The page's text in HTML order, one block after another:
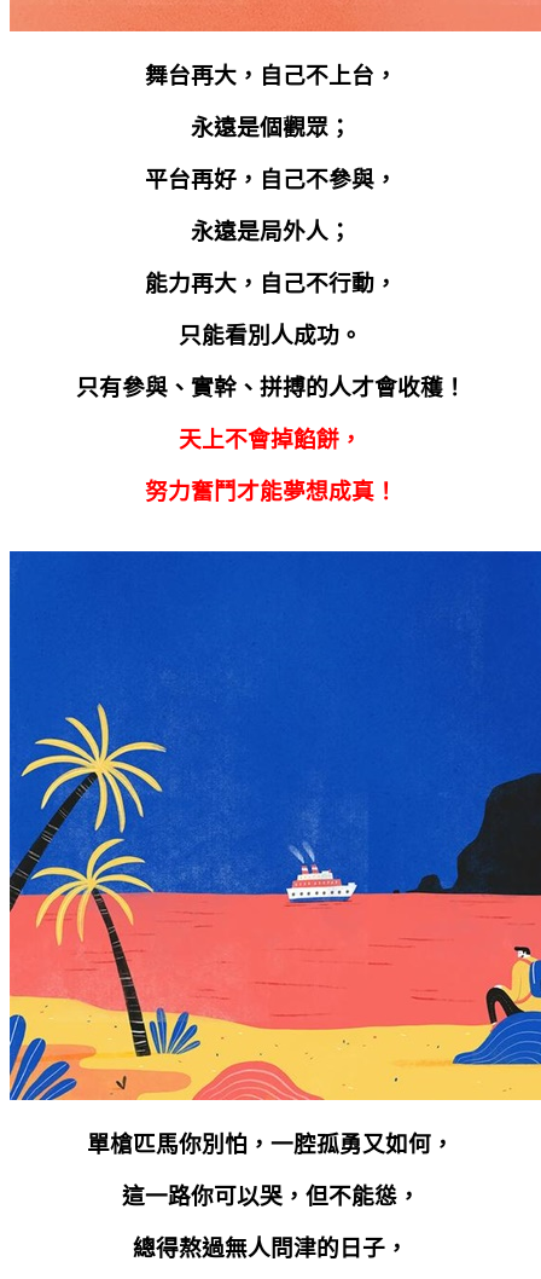
舞台再大，自己不上台，
永遠是個觀眾；
平台再好，自己不參與，
永遠是局外人；
能力再大，自己不行動，
只能看別人成功。
只有參與、實幹、拼搏的人才會收穫！
天上不會掉餡餅，
努力奮鬥才能夢想成真！
單槍匹馬你別怕，一腔孤勇又如何，
這一路你可以哭，但不能慫，
總得熬過無人問津的日子，